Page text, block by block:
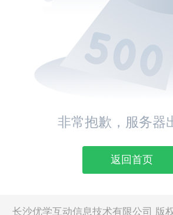
非常抱歉，服务器
返回首页
长沙优学互动信息技术有限公司 版